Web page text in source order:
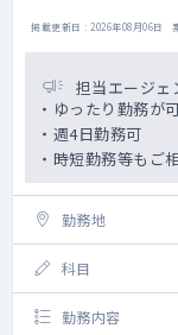
掲載更新日 : 2026年08月06日
担当エージェ
・ゆったり勤務が
・週4日勤務可
・時短勤務等もご
勤務地
科目
勤務内容